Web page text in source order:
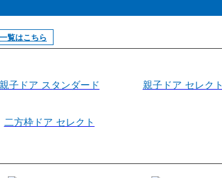
一覧はこちら
親子ドア スタンダード 親子ドア セレクト
二方枠ドア セレクト